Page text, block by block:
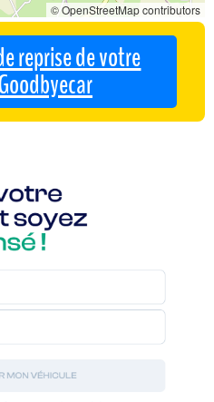
© OpenStreetMap contributors
reprise de votre